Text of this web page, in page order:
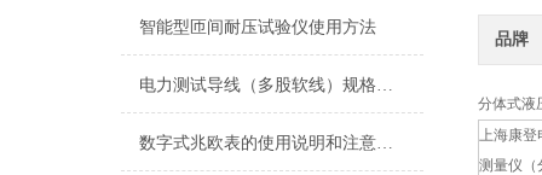
智能型匝间耐压试验仪使用方法
电力测试导线（多股软线）规格种类
数字式兆欧表的使用说明和注意事项
品牌
分体式液
上海康登
测量仪（